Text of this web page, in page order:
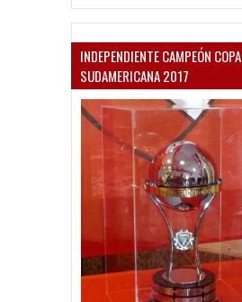
INDEPENDIENTE CAMPEÓN COPA
SUDAMERICANA 2017